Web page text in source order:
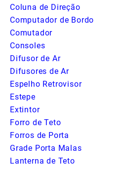
Coluna de Direção
Computador de Bordo
Comutador
Consoles
Difusor de Ar
Difusores de Ar
Espelho Retrovisor
Estepe
Extintor
Forro de Teto
Forros de Porta
Grade Porta Malas
Lanterna de Teto